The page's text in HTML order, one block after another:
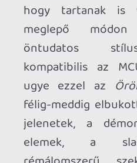
tehetséggel kelti életre
– igaz, a hősies
van, de megvan benne a
megrajzolja az MCU
legjobb, legzseniálisabb
megáldott főgonoszát. Azt
a világmindenség
egyszerre végtelenül
végtelenül bölcs
Thanos jelenti a
univerzumra? Na, az